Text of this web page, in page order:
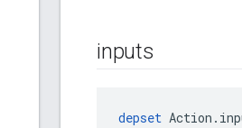
inputs
depset